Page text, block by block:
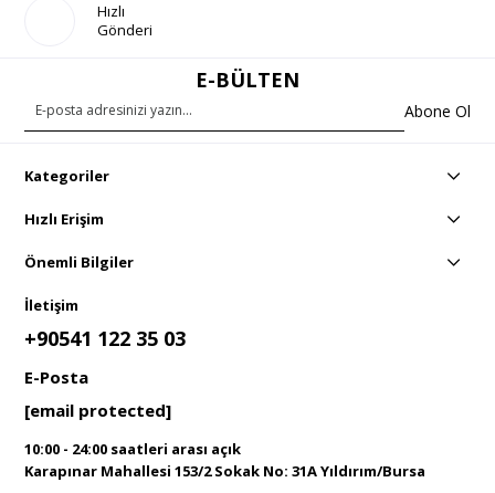
Hızlı
Gönderi
E-BÜLTEN
Abone Ol
Kategoriler
Hızlı Erişim
Önemli Bilgiler
İletişim
+90541 122 35 03
E-Posta
[email protected]
10:00 - 24:00 saatleri arası açık
Karapınar Mahallesi 153/2 Sokak No: 31A Yıldırım/Bursa